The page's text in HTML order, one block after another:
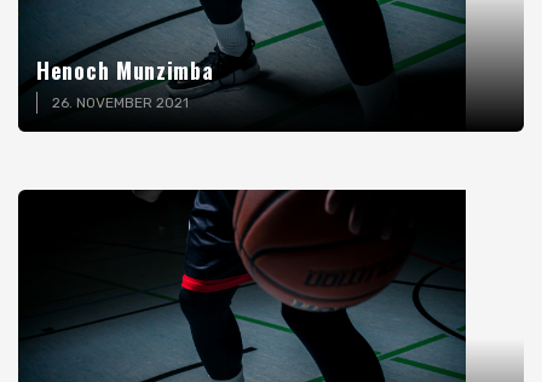
Henoch Munzimba
26. NOVEMBER 2021